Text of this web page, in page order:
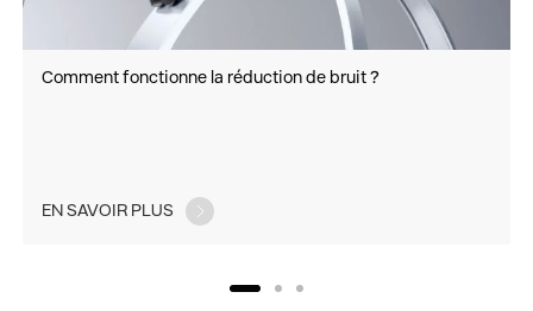
Comment fonctionne la réduction de bruit ?
EN SAVOIR PLUS